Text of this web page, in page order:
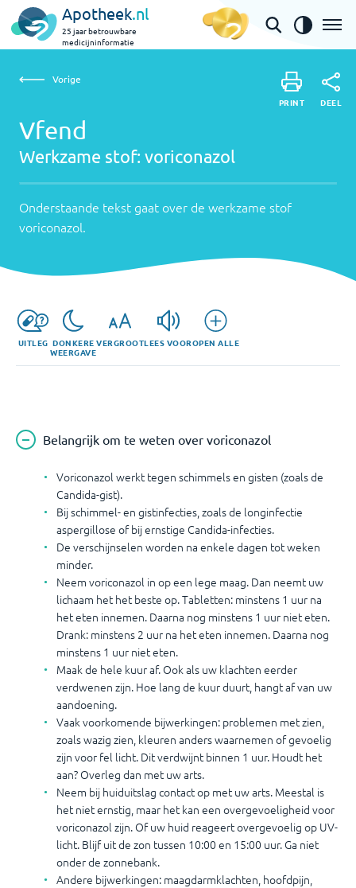
Apotheek.nl
25 jaar betrouwbare
medicijninformatie
Vfend | voriconazol
over
de
werkzame
Vorige
Vfend
Werkzame stof:voriconazol
Onderstaande tekst gaat over de werkzame stof
voriconazol.
PRINT DEEL
UITLEG DONKERE
WEERGAVE
VERGROOTLEES VOOROPEN ALLE
Belangrijk om te weten over voriconazol
Voriconazol werkt tegen schimmels en gisten (zoals de
Candida-gist).
Bij schimmel- en gistinfecties, zoals de longinfectie
aspergillose of bij ernstige Candida-infecties.
De verschijnselen worden na enkele dagen tot weken
minder.
Neem voriconazol in op een lege maag. Dan neemt uw
lichaam het het beste op. Tabletten: minstens 1 uur na
het eten innemen. Daarna nog minstens 1 uur niet eten.
Drank: minstens 2 uur na het eten innemen. Daarna nog
minstens 1 uur niet eten.
Maak de hele kuur af. Ook als uw klachten eerder
verdwenen zijn. Hoe lang de kuur duurt, hangt af van uw
aandoening.
Vaak voorkomende bijwerkingen: problemen met zien,
zoals wazig zien, kleuren anders waarnemen of gevoelig
zijn voor fel licht. Dit verdwijnt binnen 1 uur. Houdt het
aan? Overleg dan met uw arts.
Neem bij huiduitslag contact op met uw arts. Meestal is
het niet ernstig, maar het kan een overgevoeligheid voor
voriconazol zijn. Of uw huid reageert overgevoelig op UV-
licht. Blijf uit de zon tussen 10:00 en 15:00 uur. Ga niet
onder de zonnebank.
Andere bijwerkingen: maagdarmklachten, hoofdpijn,